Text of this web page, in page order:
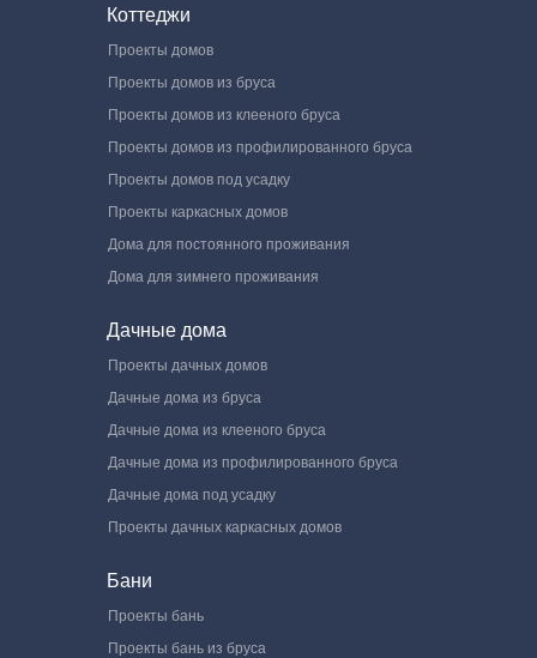
Коттеджи
Проекты домов
Проекты домов из бруса
Проекты домов из клееного бруса
Проекты домов из профилированного бруса
Проекты домов под усадку
Проекты каркасных домов
Дома для постоянного проживания
Дома для зимнего проживания
Дачные дома
Проекты дачных домов
Дачные дома из бруса
Дачные дома из клееного бруса
Дачные дома из профилированного бруса
Дачные дома под усадку
Проекты дачных каркасных домов
Бани
Проекты бань
Проекты бань из бруса